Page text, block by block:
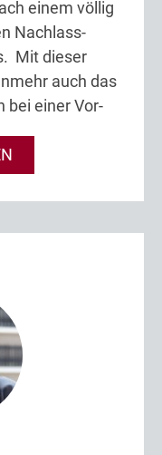
einem völlig
Nachlass-
Mit dieser
auch das
bei einer Vor-